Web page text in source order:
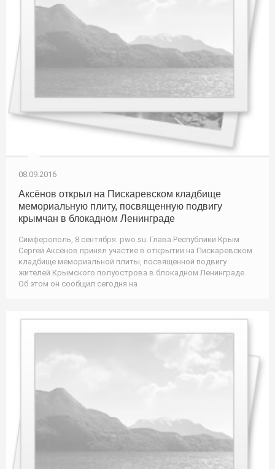
08.09.2016
Аксёнов открыл на Пискаревском кладбище
мемориальную плиту, посвященную подвигу
крымчан в блокадном Ленинграде
Симферополь, 8 сентября. pwo.su. Глава Республики Крым
Сергей Аксёнов принял участие в открытии на Пискаревском
кладбище мемориальной плиты, посвященной подвигу
жителей Крымского полуострова в блокадном Ленинграде.
Об этом он сообщил сегодня на